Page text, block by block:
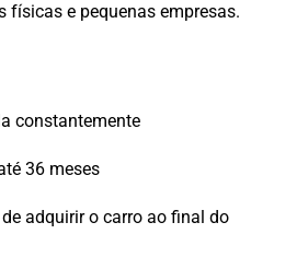
físicas e pequenas empresas.
constantemente
36 meses
de adquiriro carro ao final do